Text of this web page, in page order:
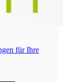
für Ihre